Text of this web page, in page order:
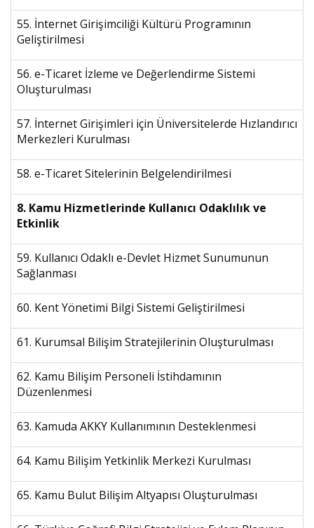
55. İnternet Girişimciliği Kültürü Programının
Geliştirilmesi
56. e-Ticaret İzleme ve Değerlendirme Sistemi
Oluşturulması
57. İnternet Girişimleri için Üniversitelerde Hızlandırıcı
Merkezleri Kurulması
58. e-Ticaret Sitelerinin Belgelendirilmesi
8. Kamu Hizmetlerinde Kullanıcı Odaklılık ve
Etkinlik
59. Kullanıcı Odaklı e-Devlet Hizmet Sunumunun
Sağlanması
60. Kent Yönetimi Bilgi Sistemi Geliştirilmesi
61. Kurumsal Bilişim Stratejilerinin Oluşturulması
62. Kamu Bilişim Personeli İstihdamının
Düzenlenmesi
63. Kamuda AKKY Kullanımının Desteklenmesi
64. Kamu Bilişim Yetkinlik Merkezi Kurulması
65. Kamu Bulut Bilişim Altyapısı Oluşturulması